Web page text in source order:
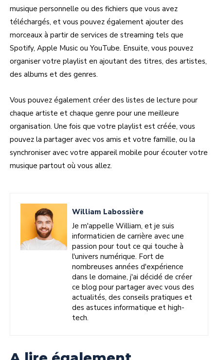
musique personnelle ou des fichiers que vous avez
téléchargés, et vous pouvez également ajouter des
morceaux à partir de services de streaming tels que
Spotify, Apple Music ou YouTube. Ensuite, vous pouvez
organiser votre playlist en ajoutant des titres, des artistes,
des albums et des genres.
Vous pouvez également créer des listes de lecture pour
chaque artiste et chaque genre pour une meilleure
organisation. Une fois que votre playlist est créée, vous
pouvez la partager avec vos amis et votre famille, ou la
synchroniser avec votre appareil mobile pour écouter votre
musique partout où vous allez.
William Labossière
Je m'appelle William, et je suis
informaticien de carrière avec une
passion pour tout ce qui touche à
l'univers numérique. Fort de
nombreuses années d'expérience
dans le domaine, j'ai décidé de créer
ce blog pour partager avec vous des
actualités, des conseils pratiques et
des astuces informatique et high-
tech.